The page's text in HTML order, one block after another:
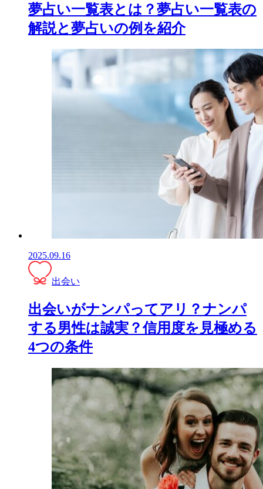
夢占い一覧表とは？夢占い一覧表の
解説と夢占いの例を紹介
2025.09.16
出会い
出会いがナンパってアリ？ナンパ
する男性は誠実？信用度を見極める
4つの条件